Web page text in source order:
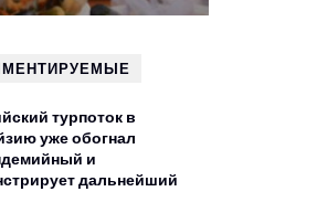
турпоток в
уже обогнал
и
дальнейший